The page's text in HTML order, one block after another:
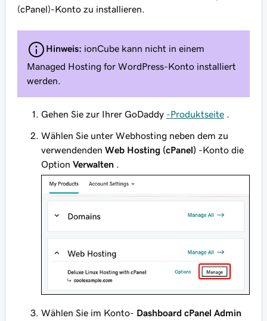
(cPanel)-Konto zu installieren.
Hinweis: ionCube kann nicht in einem
Managed Hosting for WordPress-Konto installiert
werden.
Gehen Sie zur Ihrer GoDaddy -Produktseite
Wählen Sie unter Webhosting neben dem zu
verwendenden Web Hosting (cPanel) -Konto die
Option Verwalten
Wählen Sie im Konto- Dashboard cPanel Admin